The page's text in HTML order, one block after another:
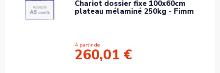
Chariot dossier fixe 100x60cm
plateau mélaminé 250kg - Fimm
À partir de
260,01 €